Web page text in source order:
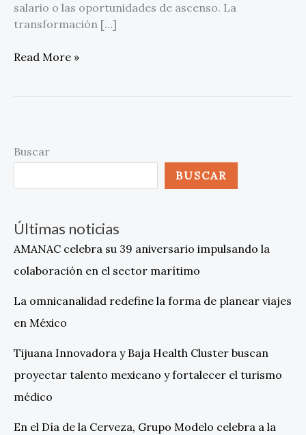
salario o las oportunidades de ascenso. La
transformación […]
Read More »
Buscar
BUSCAR
Últimas noticias
AMANAC celebra su 39 aniversario impulsando la
colaboración en el sector marítimo
La omnicanalidad redefine la forma de planear viajes
en México
Tijuana Innovadora y Baja Health Cluster buscan
proyectar talento mexicano y fortalecer el turismo
médico
En el Día de la Cerveza, Grupo Modelo celebra a la